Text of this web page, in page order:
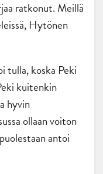
ratkonut. Meillä
Hytönen
tulla, koska Peki
kuitenkin
hyvin
ollaan voiton
antoi